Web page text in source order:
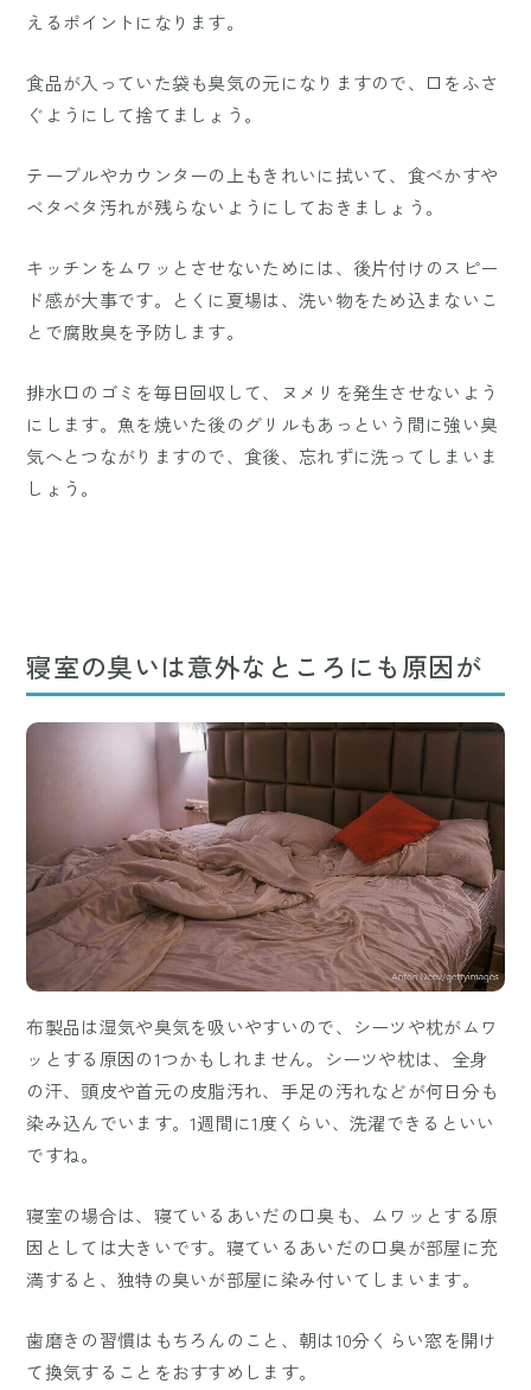
えるポイントになります。
食品が入っていた袋も臭気の元になりますので、口をふさ
ぐようにして捨てましょう。
テーブルやカウンターの上もきれいに拭いて、食べかすや
ベタベタ汚れが残らないようにしておきましょう。
キッチンをムワッとさせないためには、後片付けのスピー
ド感が大事です。とくに夏場は、洗い物をため込まないこ
とで腐敗臭を予防します。
排水口のゴミを毎日回収して、ヌメリを発生させないよう
にします。魚を焼いた後のグリルもあっという間に強い臭
気へとつながりますので、食後、忘れずに洗ってしまいま
しょう。
寝室の臭いは意外なところにも原因が
布製品は湿気や臭気を吸いやすいので、シーツや枕がムワ
ッとする原因の1つかもしれません。シーツや枕は、全身
の汗、頭皮や首元の皮脂汚れ、手足の汚れなどが何日分も
染み込んでいます。1週間に1度くらい、洗濯できるといい
ですね。
寝室の場合は、寝ているあいだの口臭も、ムワッとする原
因としては大きいです。寝ているあいだの口臭が部屋に充
満すると、独特の臭いが部屋に染み付いてしまいます。
歯磨きの習慣はもちろんのこと、朝は10分くらい窓を開け
て換気することをおすすめします。